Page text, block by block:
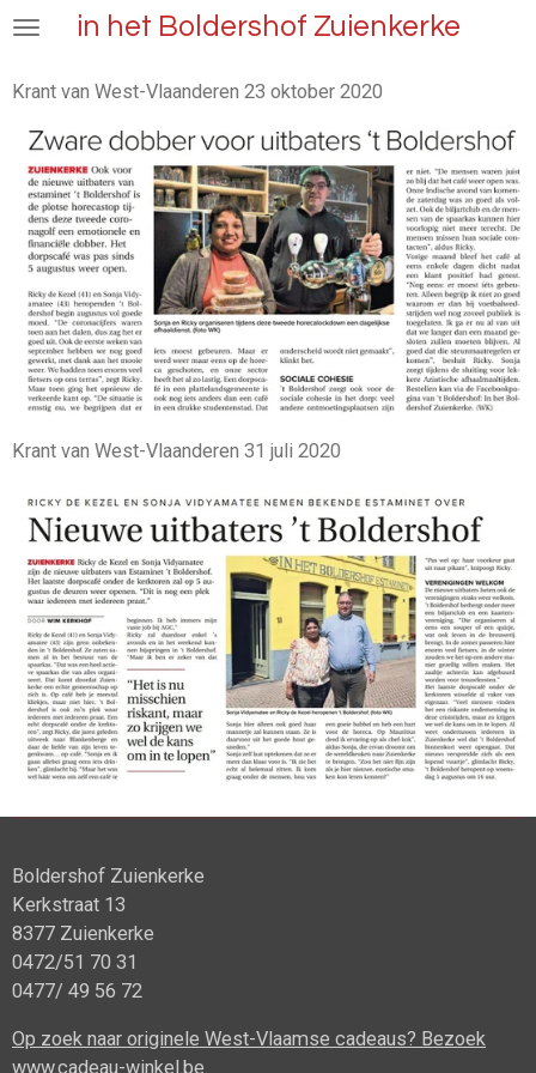
Ga
naar
hoofdinhoud
in het Boldershof Zuienkerke
Krant van West-Vlaanderen 23 oktober 2020
Krant van West-Vlaanderen 31 juli 2020
Boldershof Zuienkerke
Kerkstraat 13
8377 Zuienkerke
0472/51 70 31
0477/ 49 56 72
Op zoek naar originele West-Vlaamse cadeaus? Bezoek
www.cadeau-winkel.be.